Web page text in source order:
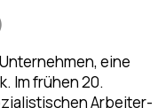
eine
Im frühen 20.
Arbeiter-